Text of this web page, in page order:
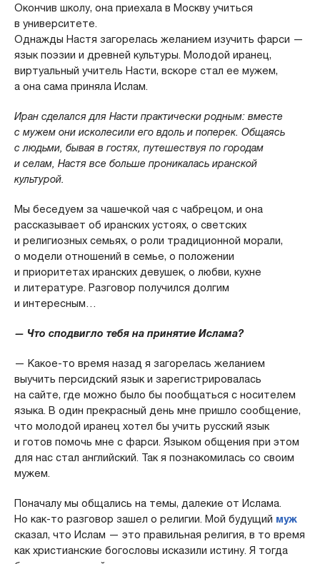
Окончив школу, она приехала в Москву учиться
в университете.
Однажды Настя загорелась желанием изучить фарси —
язык поэзии и древней культуры. Молодой иранец,
виртуальный учитель Насти, вскоре стал ее мужем,
а она сама приняла Ислам.
Иран сделался для Насти практически родным: вместе
с мужем они исколесили его вдоль и поперек. Общаясь
с людьми, бывая в гостях, путешествуя по городам
и селам, Настя все больше проникалась иранской
культурой.
Мы беседуем за чашечкой чая с чабрецом, и она
рассказывает об иранских устоях, о светских
и религиозных семьях, о роли традиционной морали,
о модели отношений в семье, о положении
и приоритетах иранских девушек, о любви, кухне
и литературе. Разговор получился долгим
и интересным…
— Что сподвигло тебя на принятие Ислама?
— Какое-то время назад я загорелась желанием
выучить персидский язык и зарегистрировалась
на сайте, где можно было бы пообщаться с носителем
языка. В один прекрасный день мне пришло сообщение,
что молодой иранец хотел бы учить русский язык
и готов помочь мне с фарси. Языком общения при этом
для нас стал английский. Так я познакомилась со своим
мужем.
Поначалу мы общались на темы, далекие от Ислама.
Но как-то разговор зашел о религии. Мой будущий муж
сказал, что Ислам — это правильная религия, в то время
как христианские богословы исказили истину. Я тогда